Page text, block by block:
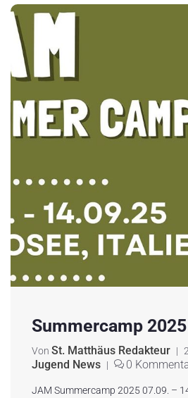
Summercamp
Von St. Matthäus Redakteur |
Jugend News | 0
JAM Summercamp 2025 07.09. –